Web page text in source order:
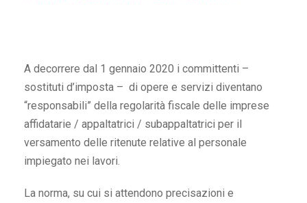
A decorrere dal 1 gennaio 2020 i committenti –
sostituti d’imposta – di opere e servizi diventano
“responsabili” della regolarità fiscale delle imprese
affidatarie / appaltatrici / subappaltatrici per il
versamento delle ritenute relative al personale
impiegato nei lavori.
La norma, su cui si attendono precisazioni e